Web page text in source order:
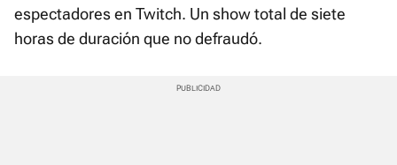
espectadores en Twitch. Un show total de siete
horas de duración que no defraudó.